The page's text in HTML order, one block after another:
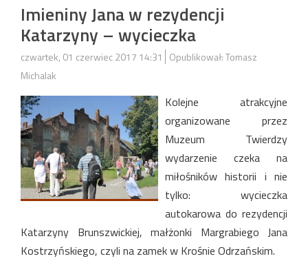
Imieniny Jana w rezydencji
Katarzyny – wycieczka
czwartek, 01 czerwiec 2017 14:31
Opublikował: Tomasz
Michalak
Kolejne atrakcyjne
organizowane przez
Muzeum Twierdzy
wydarzenie czeka na
miłośników historii i nie
tylko: wycieczka
autokarowa do rezydencji
Katarzyny Brunszwickiej, małżonki Margrabiego Jana
Kostrzyńskiego, czyli na zamek w Krośnie Odrzańskim.